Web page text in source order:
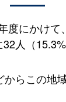
にかけ
人（
らこの地